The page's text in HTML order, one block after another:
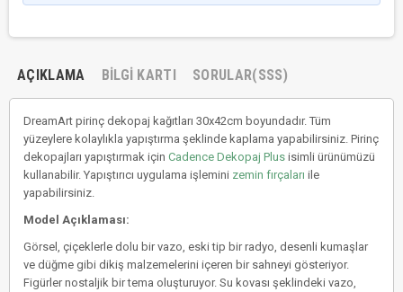
AÇIKLAMA BILGI KARTI SORULAR(SSS)
DreamArt pirinç dekopaj kağıtları 30x42cm boyundadır. Tüm
yüzeylere kolaylıkla yapıştırma şeklinde kaplama yapabilirsiniz. Pirinç
dekopajları yapıştırmak için Cadence Dekopaj Plus isimli ürünümüzü
kullanabilir. Yapıştırıcı uygulama işlemini zemin fırçaları ile
yapabilirsiniz.
Model Açıklaması:
Görsel, çiçeklerle dolu bir vazo, eski tip bir radyo, desenli kumaşlar
ve düğme gibi dikiş malzemelerini içeren bir sahneyi gösteriyor.
Figürler nostaljik bir tema oluşturuyor. Su kovası şeklindeki vazo,